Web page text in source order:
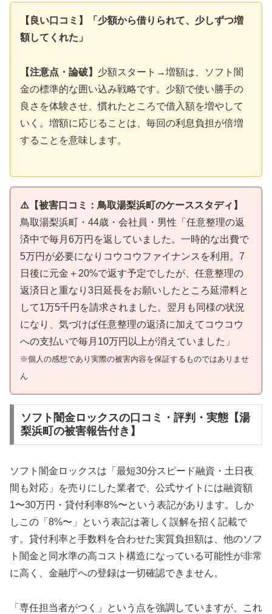
【良い口コミ】「少額から借りられて、少しずつ増
額してくれた」
【注意点・論破】 少額スタート→増額は、ソフト闇
金の標準的な囲い込み戦略です。少額で使い勝手の
良さを体験させ、慣れたところで借入額を増やして
いく。増額に応じることは、毎回の利息負担が倍増
することを意味します。
⚠️【被害口コミ：鳥取湯梨浜町のケーススタディ】
鳥取湯梨浜町・44歳・会社員・男性「任意整理の返
済中で毎月6万円を返していました。一時的な出費で
5万円が必要になりコウコウファイナンスを利用。7
日後に元金＋20%で返す予定でしたが、任意整理の
返済日と重なり3日延長をお願いしたところ延滞料と
して1万5千円を請求されました。翌月も同様の状況
になり、気づけば任意整理の返済に加えてコウコウ
への支払いで毎月10万円以上が消えていました」
※個人の感想であり実際の被害内容を保証するものではありませ
ん
ソフト闇金ロックスの口コミ・評判・実態【湯
梨浜町の被害報告付き】
ソフト闇金ロックスは「最短30分スピード融資・土日夜
間も対応」を売りにした業者で、公式サイトには融資額
1〜30万円・貸付利率8%〜という表記があります。しか
しこの「8%〜」という表記は著しく誤解を招く記載で
す。貸付利率と手数料を合わせた実質負担額は、他のソフ
ト闇金と同水準の高コスト構造になっている可能性が非常
に高く、金融庁への登録は一切確認できません。
「専任担当者がつく」という点を強調していますが、これ